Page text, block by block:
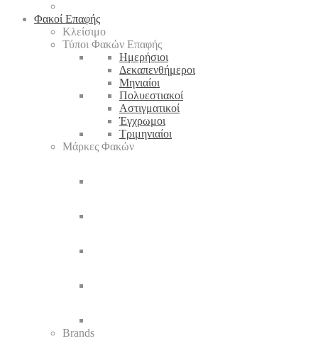
Φακοί Επαφής
Κλείσιμο
Τύποι Φακών Επαφής
Ημερήσιοι
Δεκαπενθήμεροι
Μηνιαίοι
Πολυεστιακοί
Αστιγματικοί
Έγχρωμοι
Τριμηνιαίοι
Μάρκες Φακών
Brands